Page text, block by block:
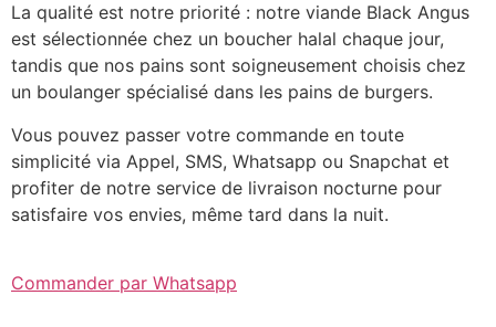
La qualité est notre priorité : notre viande Black Angus
est sélectionnée chez un boucher halal chaque jour,
tandis que nos pains sont soigneusement choisis chez
un boulanger spécialisé dans les pains de burgers.
Vous pouvez passer votre commande en toute
simplicité via Appel, SMS, Whatsapp ou Snapchat et
profiter de notre service de livraison nocturne pour
satisfaire vos envies, même tard dans la nuit.
Commander par Whatsapp